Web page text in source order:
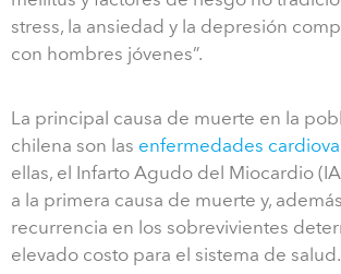
stress, la ansiedad y la depresión
con hombres jóvenes”.
La principal causa de muerte en la
chilena son las enfermedades
ellas, el Infarto Agudo del Miocardio
a la primera causa de muerte y,
recurrencia en los sobrevivientes
elevado costo para el sistema de